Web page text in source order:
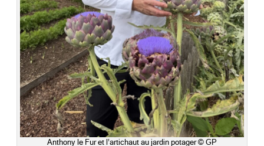
Anthony le Fur et l’artichaut au jardin potager © GP